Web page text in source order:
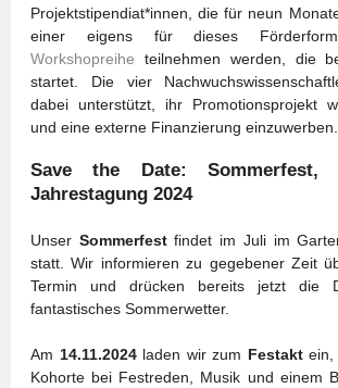
Projektstipendiat*innen, die für neun
einer eigens für dieses
Workshopreihe teilnehmen werden, die
startet. Die vier
dabei unterstützt, ihr Promotionsprojekt
und eine externe Finanzierung einzuwerben.
Save the Date: Sommerfest,
Jahrestagung 2024
Unser Sommerfestfindet im Juli im
statt. Wir informieren zu gegebener Zeit
Termin und drücken bereits jetzt die
fantastisches Sommerwetter.
Am 14.11.2024laden wir zum Festaktein,
Kohorte bei Festreden, Musik und einem